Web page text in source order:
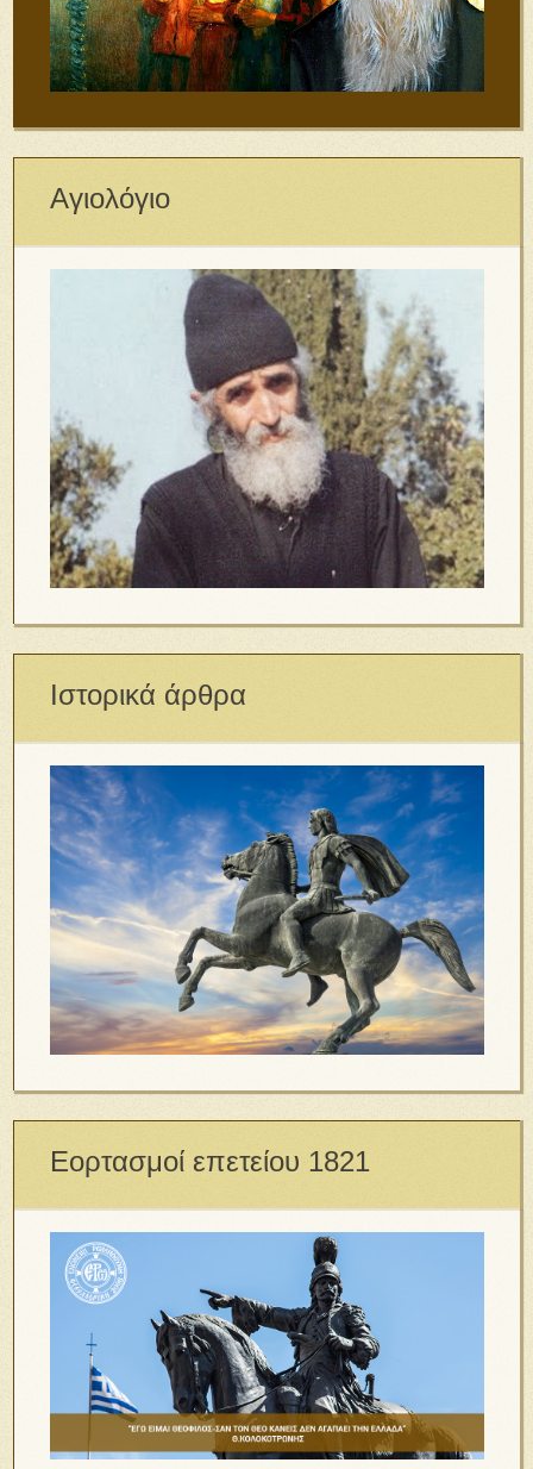
Αγιολόγιο
Ιστορικά άρθρα
Εορτασμοί επετείου 1821